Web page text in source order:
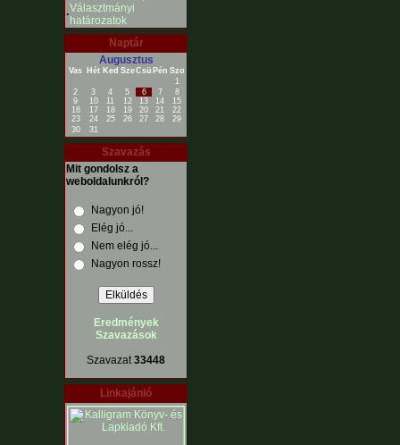
·Választmányi
határozatok
Naptár
Augusztus
Vas Hét Ked SzeCsü Pén Szo
1
2
3 4 5 6 7
8
9
10 11 12 13 14
15
16
17 18 19 20 21
22
23
24 25 26 27 28
29
30
31
Szavazás
Mit gondolsz a
weboldalunkról?
Nagyon jó!
Elég jó...
Nem elég jó...
Nagyon rossz!
Eredmények
Szavazások
Szavazat33448
Linkajánló